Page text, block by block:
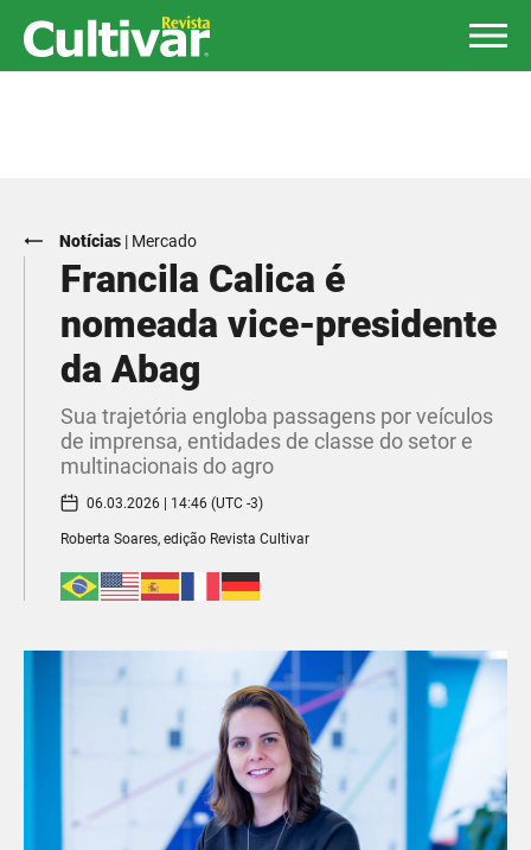
Notícias | Mercado
Francila Calica é
nomeada vice-presidente
da Abag
Sua trajetória engloba passagens por veículos
de imprensa, entidades de classe do setor e
multinacionais do agro
06.03.2026 | 14:46 (UTC -3)
Roberta Soares, edição Revista Cultivar